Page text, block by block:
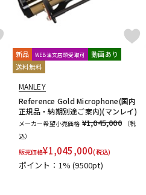
DTM
レコーディング機器
新品 WEB注文店頭受取可
動画あり
送料無料
MANLEY
Reference Gold Microphone(国内
正規品・納期別途ご案内)(マンレイ)
メーカー希望小売価格 ¥1,045,000
（税
込）
販売価格¥1,045,000(税込)
ポイント：1%(9500pt)